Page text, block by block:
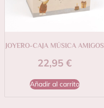
JOYERO-CAJA MÚSICA AMIGOS
22,95 €
Añadir al carrito